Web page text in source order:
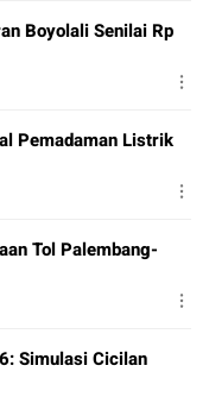
Boyolali Senilai Rp
Pemadaman Listrik
Tol Palembang-
Simulasi Cicilan